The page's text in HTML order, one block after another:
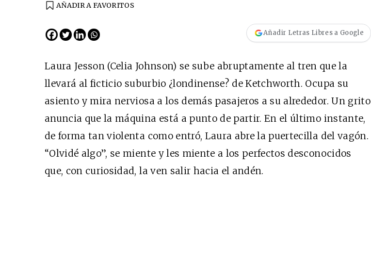
AÑADIR A FAVORITOS
Añadir Letras Libres a Google
Laura Jesson (Celia Johnson) se sube abruptamente al tren que la
llevará al ficticio suburbio ¿londinense? de Ketchworth. Ocupa su
asiento y mira nerviosa a los demás pasajeros a su alrededor. Un grito
anuncia que la máquina está a punto de partir. En el último instante,
de forma tan violenta como entró, Laura abre la puertecilla del vagón.
“Olvidé algo”, se miente y les miente a los perfectos desconocidos
que, con curiosidad, la ven salir hacia el andén.
Cine desde los márgenes
EDICIÓN MÉXICO
Cine desde los márgenes
EDICIÓN ESPAÑA